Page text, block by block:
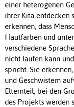
einer heterogenen
ihrer Kita entdecken
erkennen, dass
Hautfarben und
verschiedene
nicht laufen kann
spricht. Sie
und Geschwistern
Elternteil, bei den
des Projekts werden